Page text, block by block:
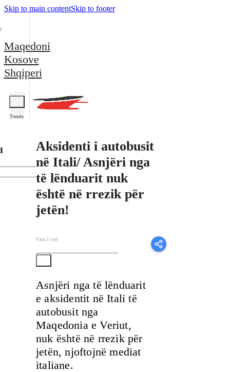
Skip to main contentSkip to footer
Maqedoni
Kosove
Shqiperi
Trendy
Aksidenti i autobusit
në Itali/ Asnjëri nga
të lënduarit nuk
është në rrezik për
jetën!
Para 2 vjet
Asnjëri nga të lënduarit
e aksidentit në Itali të
autobusit nga
Maqedonia e Veriut,
nuk është në rrezik për
jetën, njoftojnë mediat
italiane.